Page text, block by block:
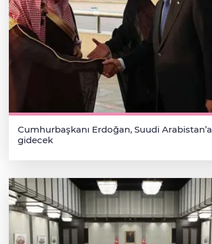
Cumhurbaşkanı Erdoğan, Suudi Arabistan’a
gidecek